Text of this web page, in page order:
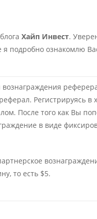
Хайп Инвест.
я подробно ознакомлю
Регистрируясь в
После того как Вы
в виде
то есть $5.